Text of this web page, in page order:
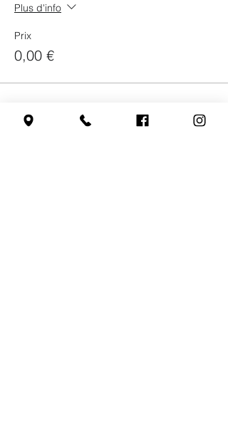
Plus d'info
Prix
0,00 €